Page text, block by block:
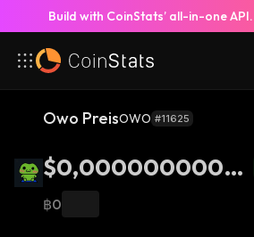
Build with CoinStats’ all-in-one API.
Owo PreisOWO #11625
$0,00000000001
86
฿0